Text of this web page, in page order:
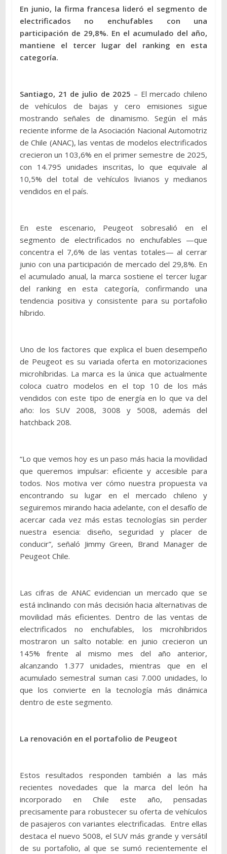
En junio, la firma francesa lideró el segmento de
electrificados no enchufables con una
participación de 29,8%. En el acumulado del año,
mantiene el tercer lugar del ranking en esta
categoría.
Santiago, 21 de julio de 2025 – El mercado chileno
de vehículos de bajas y cero emisiones sigue
mostrando señales de dinamismo. Según el más
reciente informe de la Asociación Nacional Automotriz
de Chile (ANAC), las ventas de modelos electrificados
crecieron un 103,6% en el primer semestre de 2025,
con 14.795 unidades inscritas, lo que equivale al
10,5% del total de vehículos livianos y medianos
vendidos en el país.
En este escenario, Peugeot sobresalió en el
segmento de electrificados no enchufables —que
concentra el 7,6% de las ventas totales— al cerrar
junio con una participación de mercado del 29,8%. En
el acumulado anual, la marca sostiene el tercer lugar
del ranking en esta categoría, confirmando una
tendencia positiva y consistente para su portafolio
híbrido.
Uno de los factores que explica el buen desempeño
de Peugeot es su variada oferta en motorizaciones
microhíbridas. La marca es la única que actualmente
coloca cuatro modelos en el top 10 de los más
vendidos con este tipo de energía en lo que va del
año: los SUV 2008, 3008 y 5008, además del
hatchback 208.
“Lo que vemos hoy es un paso más hacia la movilidad
que queremos impulsar: eficiente y accesible para
todos. Nos motiva ver cómo nuestra propuesta va
encontrando su lugar en el mercado chileno y
seguiremos mirando hacia adelante, con el desafío de
acercar cada vez más estas tecnologías sin perder
nuestra esencia: diseño, seguridad y placer de
conducir”, señaló Jimmy Green, Brand Manager de
Peugeot Chile.
Las cifras de ANAC evidencian un mercado que se
está inclinando con más decisión hacia alternativas de
movilidad más eficientes. Dentro de las ventas de
electrificados no enchufables, los microhíbridos
mostraron un salto notable: en junio crecieron un
145% frente al mismo mes del año anterior,
alcanzando 1.377 unidades, mientras que en el
acumulado semestral suman casi 7.000 unidades, lo
que los convierte en la tecnología más dinámica
dentro de este segmento.
La renovación en el portafolio de Peugeot
Estos resultados responden también a las más
recientes novedades que la marca del león ha
incorporado en Chile este año, pensadas
precisamente para robustecer su oferta de vehículos
de pasajeros con variantes electrificadas. Entre ellas
destaca el nuevo 5008, el SUV más grande y versátil
de su portafolio, al que se sumó recientemente el